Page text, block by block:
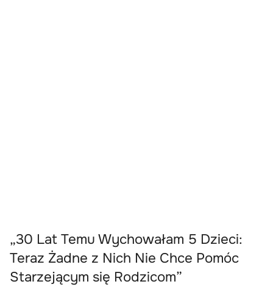
„30 Lat Temu Wychowałam 5 Dzieci:
Teraz Żadne z Nich Nie Chce Pomóc
Starzejącym się Rodzicom”